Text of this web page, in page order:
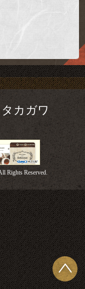
カガワ
Rights Reserved.